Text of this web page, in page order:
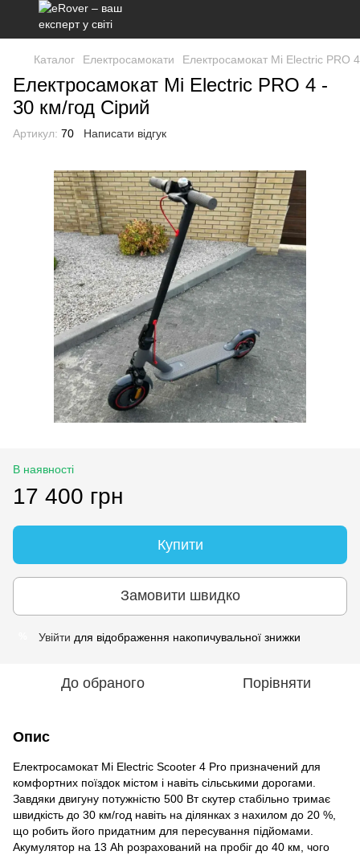
Каталог Електросамокати Електросамокат Mi Electric PRO
Електросамокат Mi Electric PRO 4 -
30 км/год Сірий
Артикул: 70 Написати відгук
В наявності
17 400 грн
Купити
Замовити швидко
Увійти для відображення накопичувальної знижки
До обраного Порівняти
Опис
Електросамокат Mi Electric Scooter 4 Pro призначений для
комфортних поїздок містом і навіть сільськими дорогами.
Завдяки двигуну потужністю 500 Вт скутер стабільно тримає
швидкість до 30 км/год навіть на ділянках з нахилом до 20 %,
що робить його придатним для пересування підйомами.
Акумулятор на 13 Ah розрахований на пробіг до 40 км, чого